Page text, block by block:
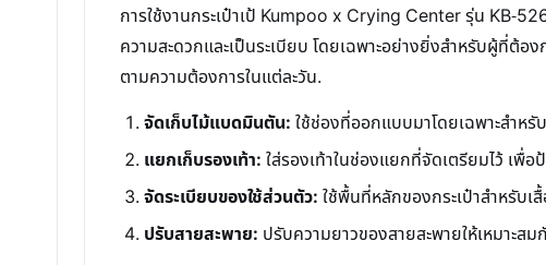
การใช้งานกระเป๋าเป้ Kumpoo x Crying Center รุ่น KB-
ความสะดวกและเป็นระเบียบ โดยเฉพาะอย่างยิ่งสำหรับผู้ที่
ตามความต้องการในแต่ละวัน.
จัดเก็บไม้แบดมินตัน: ใช้ช่องที่ออกแบบมาโดยเฉพาะสำห
แยกเก็บรองเท้า: ใส่รองเท้าในช่องแยกที่จัดเตรียมไว้ เ
จัดระเบียบของใช้ส่วนตัว: ใช้พื้นที่หลักของกระเป๋าสำหรับเ
ปรับสายสะพาย: ปรับความยาวของสายสะพายให้เหมาะส